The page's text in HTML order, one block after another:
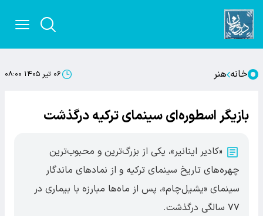
خانه هنر ۰۶ تیر ۱۴۰۵ ۰۸:۰۰
بازیگر اسطوره‌ای سینمای ترکیه درگذشت
«کادیر اینانیر»، یکی از بزرگ‌ترین و محبوب‌ترین
چهره‌های تاریخ سینمای ترکیه و از نمادهای ماندگار
سینمای «یشیل‌چام»، پس از ماه‌ها مبارزه با بیماری در
۷۷ سالگی درگذشت.